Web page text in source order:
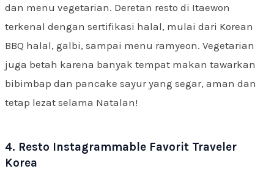
dan menu vegetarian. Deretan resto di Itaewon
terkenal dengan sertifikasi halal, mulai dari Korean
BBQ halal, galbi, sampai menu ramyeon. Vegetarian
juga betah karena banyak tempat makan tawarkan
bibimbap dan pancake sayur yang segar, aman dan
tetap lezat selama Natalan!
4. Resto Instagrammable Favorit Traveler
Korea